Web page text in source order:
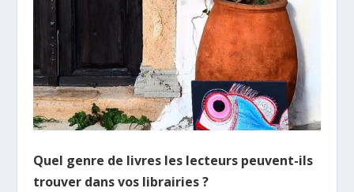
Quel genre de livres les lecteurs peuvent-ils
trouver dans vos librairies ?